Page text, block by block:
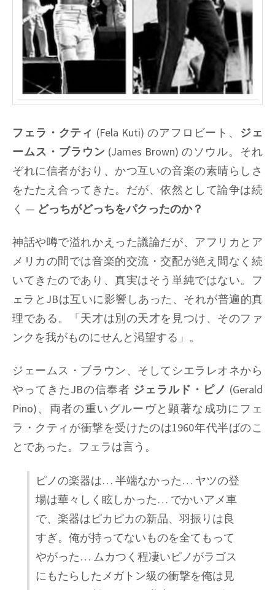
フェラ・クティ (Fela Kuti) のアフロビート、 ジェ
ームス・ブラウン (James Brown) のソウル。それ
ぞれに信者がおり、かつ互いの音楽の素晴らしさ
をたたえ合ってきた。だが、依然として論争は続
く — どっちがどっちをパクったのか？
神話や噂で溢れかえった議論だが、アフリカとア
メリカの間では音楽的交流・交配が絶え間なく続
いてきたのであり、真実はそう単純ではない。フ
ェラとJBは互いに影響しあった、それが普遍的真
理である。「天才は別の天才を見つけ、そのファ
ンクを我がものにせんと渇望する」。
ジェームス・ブラウン、そしてシエラレオネから
やってきたJBの信奉者 ジェラルド・ピノ (Gerald
Pino)、両者の重いグルーヴと顕著な成功にフェ
ラ・クティが衝撃を受けたのは1960年代半ばのこ
とであった。フェラは言う。
ピノの楽器は… 半端なかった… ヤツの登
場は華々しく眩しかった… でかいアメ車
で、楽器はピカピカの新品、羽振りは良
すぎ。俺が持ってないものを全てもって
やがった… ムカつく程凄いピノがラゴス
にもたらしたメガトン級の衝撃を俺は見